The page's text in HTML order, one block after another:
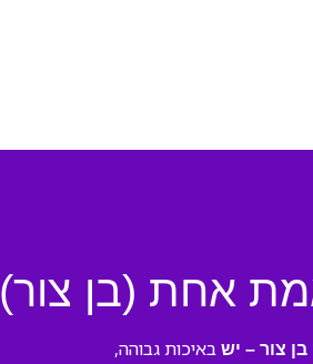
אחת (בן צור)
בן צור – יש באיכות גבוהה,